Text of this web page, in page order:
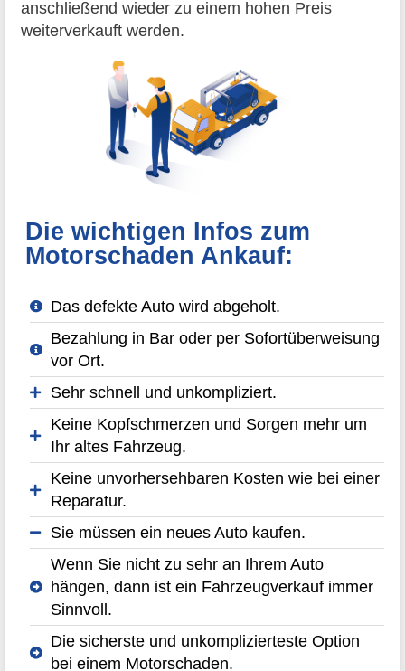
anschließend wieder zu einem hohen Preis
weiterverkauft werden.
Die wichtigen Infos zum
Motorschaden Ankauf:
Das defekte Auto wird abgeholt.
Bezahlung in Bar oder per Sofortüberweisung
vor Ort.
Sehr schnell und unkompliziert.
Keine Kopfschmerzen und Sorgen mehr um
Ihr altes Fahrzeug.
Keine unvorhersehbaren Kosten wie bei einer
Reparatur.
Sie müssen ein neues Auto kaufen.
Wenn Sie nicht zu sehr an Ihrem Auto
hängen, dann ist ein Fahrzeugverkauf immer
Sinnvoll.
Die sicherste und unkomplizierteste Option
bei einem Motorschaden.